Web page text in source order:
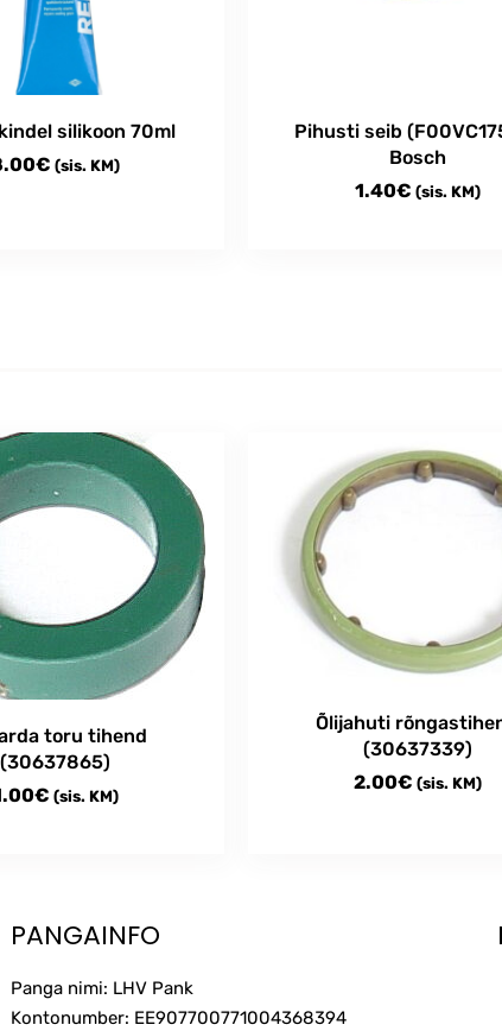
silikoon 70ml
€ (sis. KM)
Pihusti seib
Bosch
1.40€ (sis. KM)
toru tihend
(30637865)
€ (sis. KM)
Õlijahuti
(30637339)
2.00€ (sis. KM)
PANGAINFO
Panga nimi: LHV Pank
Kontonumber: EE907700771004368394